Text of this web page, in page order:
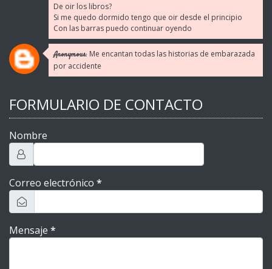
De oir los libros?
Si me quedo dormido tengo que oir desde el principio
Con las barras puedo continuar oyendo
Anonymous: Me encantan todas las historias de embarazada
por accidente
FORMULARIO DE CONTACTO
Nombre
Correo electrónico *
Mensaje *